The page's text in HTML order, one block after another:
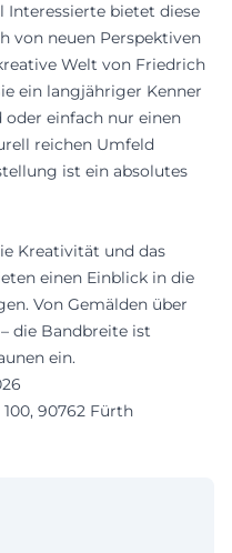
bietet diese
von neuen Perspektiven
Welt von Friedrich
ein langjähriger Kenner
oder einfach nur einen
reichen Umfeld
ist ein absolutes
Kreativität und das
einen Einblick in die
Von Gemälden über
die Bandbreite ist
ein.
90762 Fürth